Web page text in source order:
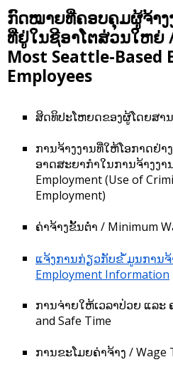
ກົດໝາຍທີ່ຄອບຄຸມຜູ້ຈ້າງ
ທີ່ຢູ່ໃນຊີອາໂຕສ່ວນໃຫຍ່
Most Seattle-Based
Employees
ສິດທິປະໂຫຍດຂອງຜູ້ໂດຍສາ
ການຈ້າງງານທີ່ໃຫ້ໂອກາດຢ່
ອາດສະຍາກຳໃນການຈ້າງງາ
Employment (Use of
Employment)
ຄ່າຈ້າງຂັ້ນຕ່ຳ / Minimum
ແຈ້ງການກ່ຽວກັບຂ ໍ້ມູນການຈ້
Employment Information
ການຈ່າຍໃຫ້ເວລາປ່ວຍ ແລະ
and Safe Time
ການຂະໂມຍຄ່າຈ້າງ / Wage